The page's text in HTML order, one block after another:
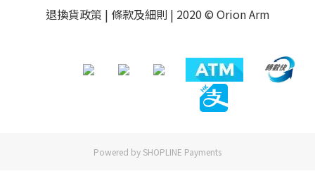
退換貨政策 | 條款及細則 | 2020 © Orion Arm
Powered by SHOPLINE Payments